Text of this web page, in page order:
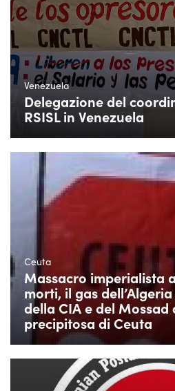
Venezuela
Delegazione del
RSISL in Venezuela
Ceuta
Massacro imperialista
morti, il gas
della CIA e del
precipitosa di Ceuta